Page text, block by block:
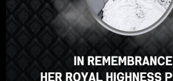
ENROLL COURSE
Select your